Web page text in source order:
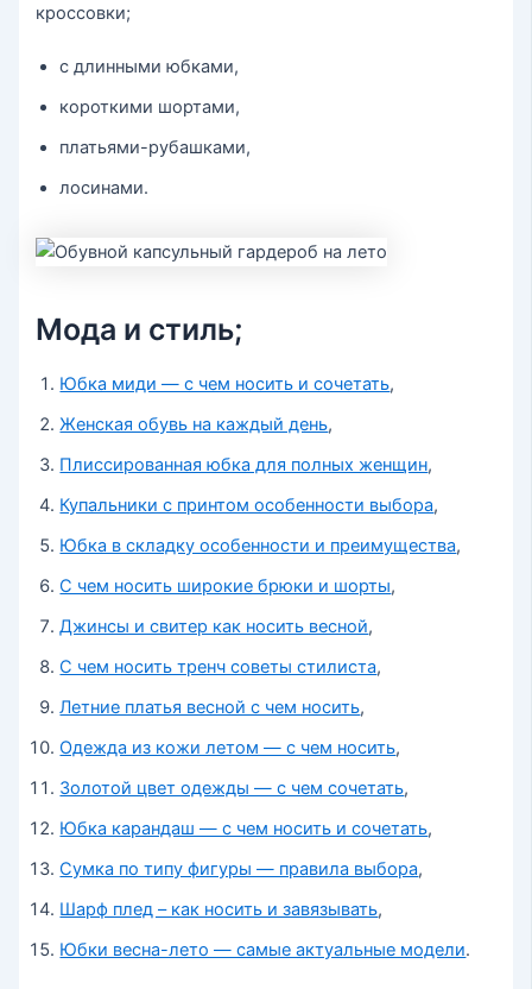
кроссовки;
с длинными юбками,
короткими шортами,
платьями-рубашками,
лосинами.
Мода и стиль;
Юбка миди — с чем носить и сочетать,
Женская обувь на каждый день,
Плиссированная юбка для полных женщин,
Купальники с принтом особенности выбора,
Юбка в складку особенности и преимущества,
С чем носить широкие брюки и шорты,
Джинсы и свитер как носить весной,
С чем носить тренч советы стилиста,
Летние платья весной с чем носить,
Одежда из кожи летом — с чем носить,
Золотой цвет одежды — с чем сочетать,
Юбка карандаш — с чем носить и сочетать,
Сумка по типу фигуры — правила выбора,
Шарф плед – как носить и завязывать,
Юбки весна-лето — самые актуальные модели.